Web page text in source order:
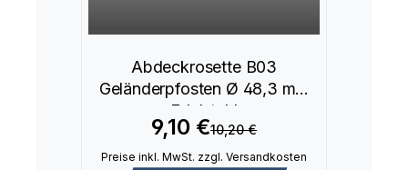
Abdeckrosette B03
Geländerpfosten Ø 48,3 mm
Edelstahl
9,10 €10,20 €
Preise inkl. MwSt. zzgl. Versandkosten